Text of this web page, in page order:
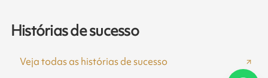
Histórias de sucesso
Veja todas as histórias de sucesso